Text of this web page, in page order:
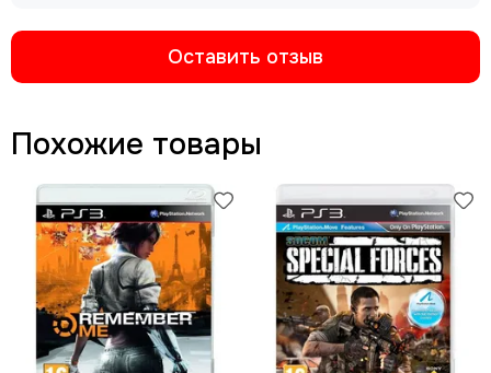
Оставить отзыв
Похожие товары